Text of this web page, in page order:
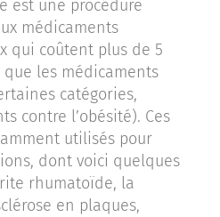
est une procédure
médicaments
qui coûtent plus de 5
les médicaments
catégories,
contre l’obésité). Ces
utilisés pour
dont voici quelques
rhumatoïde, la
en plaques,